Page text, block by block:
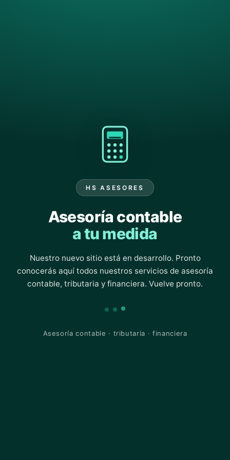
HS ASESORES
Asesoría contable
a tu medida
Nuestro nuevo sitio está en desarrollo. Pronto
conocerás aquí todos nuestros servicios de asesoría
contable, tributaria y financiera. Vuelve pronto.
Asesoría contable · tributaria · financiera